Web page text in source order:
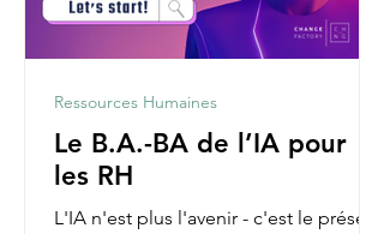
Le B.A.-BA de l’IA pour
les RH
L'IA n'est plus l'avenir - c'est le présent.
Ressources Humaines